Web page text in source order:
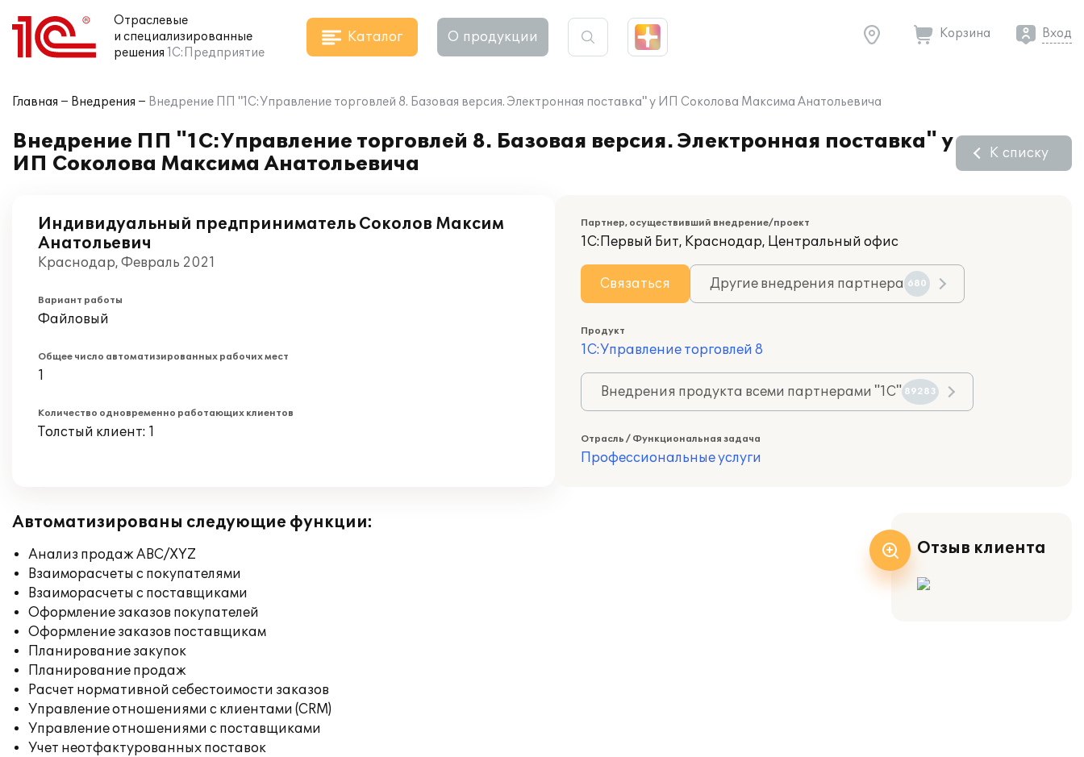
Отраслевые
и специализированные
решения 1С:Предприятие
Каталог О продукции Корзина Вход
Главная Внедрения Внедрение ПП "1С:Управление торговлей 8. Базовая версия. Электронная поставка" у ИП Соколова Максима Анатольевича
Внедрение ПП "1С:Управление торговлей 8. Базовая версия. Электронная поставка" у
ИП Соколова Максима Анатольевича
К списку
Индивидуальный предприниматель Соколов Максим
Анатольевич
Краснодар, Февраль 2021
Вариант работы
Файловый
Общее число автоматизированных рабочих мест
1
Количество одновременно работающих клиентов
Толстый клиент: 1
Партнер, осуществивший внедрение/проект
1С:Первый Бит, Краснодар, Центральный офис
Связаться Другие внедрения партнера 680
Продукт
1С:Управление торговлей 8
Внедрения продукта всеми партнерами "1С" 89283
Отрасль / Функциональная задача
Профессиональные услуги
Автоматизированы следующие функции:
Анализ продаж ABC/XYZ
Взаиморасчеты с покупателями
Взаиморасчеты с поставщиками
Оформление заказов покупателей
Оформление заказов поставщикам
Планирование закупок
Планирование продаж
Расчет нормативной себестоимости заказов
Управление отношениями с клиентами (CRM)
Управление отношениями с поставщиками
Учет неотфактурованных поставок
Отзыв клиента